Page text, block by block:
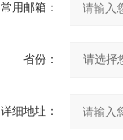
常用邮箱：
省份：
详细地址：